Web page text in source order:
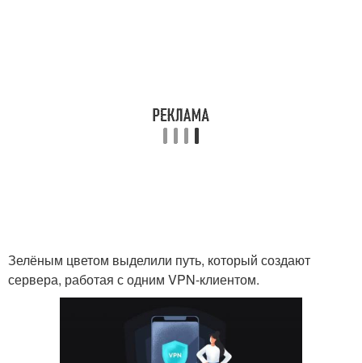
Зелёным цветом выделили путь, который создают
сервера, работая с одним VPN-клиентом.